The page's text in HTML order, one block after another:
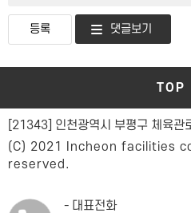
댓글보기
TOP
[21343] 인천광역시 부평구 체육관
(C) 2021 Incheon facilities
reserved.
대표전화